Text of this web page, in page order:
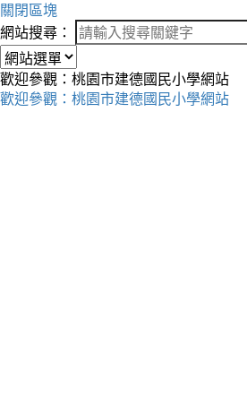
關閉區塊
網站搜尋：
歡迎參觀：桃園市建德國民小學網站
歡迎參觀：桃園市建德國民小學網站